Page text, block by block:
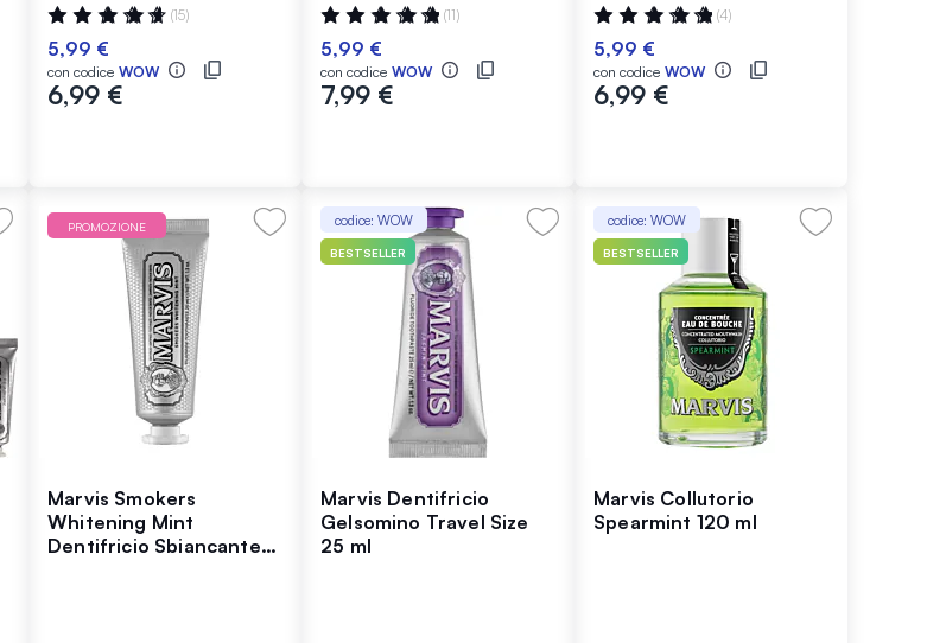
Valutazione:
96%
(15)
5,99 €
con codice WOW
6,99 €
Valutazione:
100%
(11)
5,99 €
con codice WOW
7,99 €
Valutazione:
100%
(4)
5,99 €
con codice WOW
6,99 €
PROMOZIONE
Marvis Smokers
Whitening Mint
Dentifricio Sbiancante
codice: WOW
BESTSELLER
Marvis Dentifricio
Gelsomino Travel Size
25 ml
codice: WOW
BESTSELLER
Marvis Collutorio
Spearmint 120 ml